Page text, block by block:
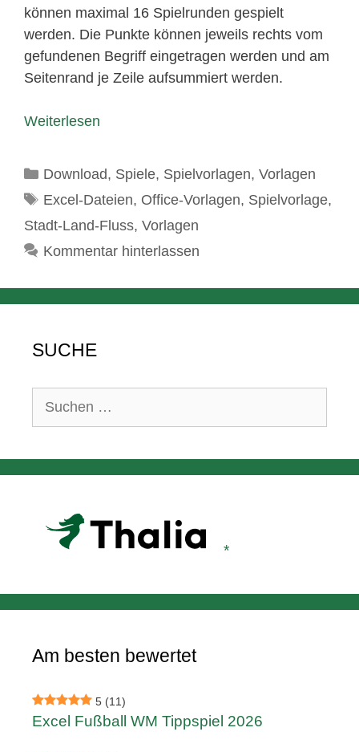
können maximal 16 Spielrunden gespielt
werden. Die Punkte können jeweils rechts vom
gefundenen Begriff eingetragen werden und am
Seitenrand je Zeile aufsummiert werden.
Weiterlesen
Kategorien
Download, Spiele, Spielvorlagen, Vorlagen
Schlagwörter
Excel-Dateien, Office-Vorlagen, Spielvorlage,
Stadt-Land-Fluss, Vorlagen
Kommentar hinterlassen
SUCHE
Suchen
Am besten bewertet
5 (11)
Excel Fußball WM Tippspiel 2026